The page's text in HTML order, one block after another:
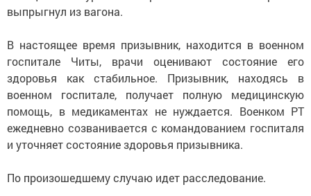
выпрыгнул из вагона.
В настоящее время призывник, находится в военном
госпитале Читы, врачи оценивают состояние его
здоровья как стабильное. Призывник, находясь в
военном госпитале, получает полную медицинскую
помощь, в медикаментах не нуждается. Военком РТ
ежедневно созванивается с командованием госпиталя
и уточняет состояние здоровья призывника.
По произошедшему случаю идет расследование.